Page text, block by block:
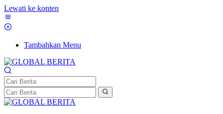
Lewati ke konten
Tambahkan Menu